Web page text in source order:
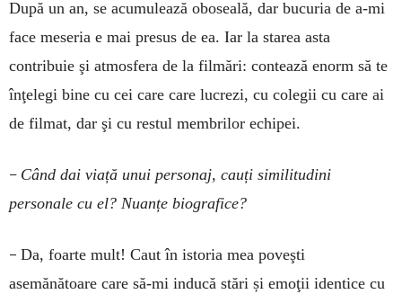
După un an, se acumulează oboseală, dar bucuria de a-mi
face meseria e mai presus de ea. Iar la starea asta
contribuie şi atmosfera de la filmări: contează enorm să te
înţelegi bine cu cei care care lucrezi, cu colegii cu care ai
de filmat, dar şi cu restul membrilor echipei.
– Când dai viață unui personaj, cauți similitudini
personale cu el? Nuanțe biografice?
– Da, foarte mult! Caut în istoria mea poveşti
asemănătoare care să-mi inducă stări și emoţii identice cu